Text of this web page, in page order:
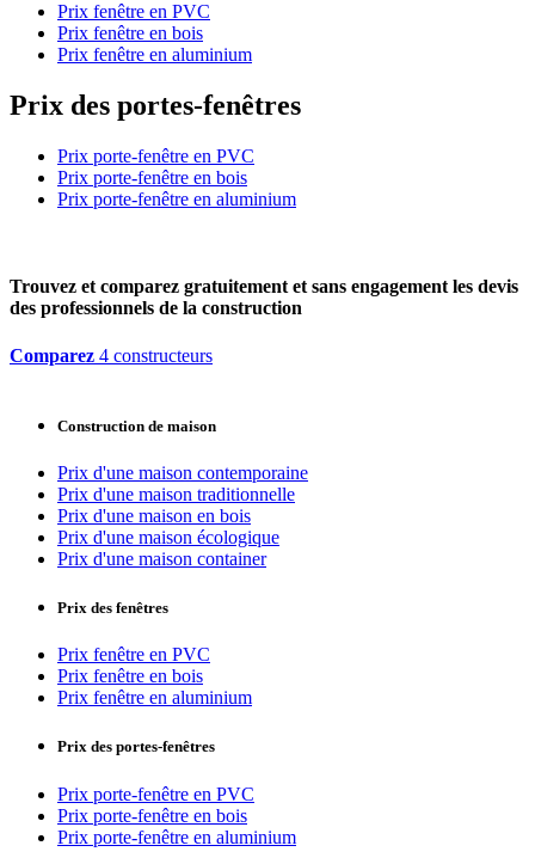
Prix fenêtre en PVC
Prix fenêtre en bois
Prix fenêtre en aluminium
Prix des portes-fenêtres
Prix porte-fenêtre en PVC
Prix porte-fenêtre en bois
Prix porte-fenêtre en aluminium
Trouvez et comparez gratuitement et sans engagement les devis
des professionnels de la construction
Comparez 4 constructeurs
Construction de maison
Prix d'une maison contemporaine
Prix d'une maison traditionnelle
Prix d'une maison en bois
Prix d'une maison écologique
Prix d'une maison container
Prix des fenêtres
Prix fenêtre en PVC
Prix fenêtre en bois
Prix fenêtre en aluminium
Prix des portes-fenêtres
Prix porte-fenêtre en PVC
Prix porte-fenêtre en bois
Prix porte-fenêtre en aluminium